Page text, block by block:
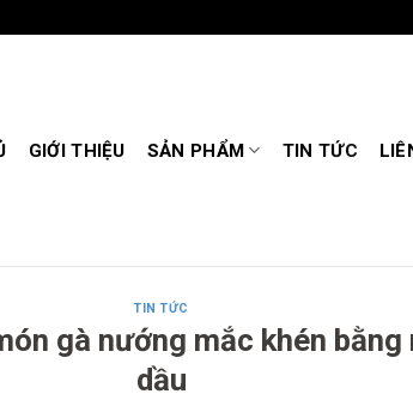
GIỚI THIỆU SẢN PHẨM TIN TỨC
TIN TỨC
gà nướng mắc khén
dầu